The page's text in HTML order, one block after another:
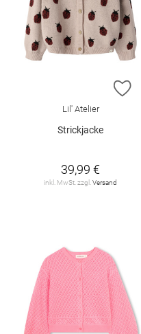
Lil' Atelier
Strickjacke
39,99 €
inkl. MwSt. zzgl. Versand